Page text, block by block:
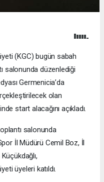
(KGC) bugün sabah
salonunda düzenlediği
Germenicia’da
olan
start alacağını açıkladı.
salonunda
İl Müdürü Cemil Boz, İl
üyeleri katıldı.